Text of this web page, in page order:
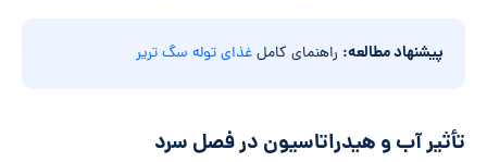
پیشنهاد مطالعه: راهنمای کاملغذای توله سگ تریر
تأثیر آب و هیدراتاسیون در فصل سرد